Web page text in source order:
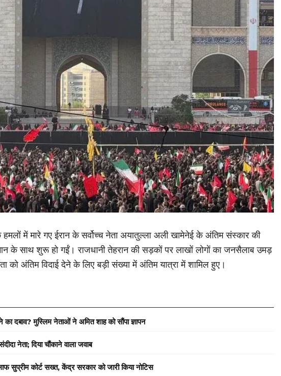
में मारे गए ईरान के सर्वोच्च नेता अयातुल्ला अली खामेनेई के अंतिम संस्कार की
के साथ शुरू हो गईं। राजधानी तेहरान की सड़कों पर लाखों लोगों का जनसैलाब उमड़
अंतिम विदाई देने के लिए बड़ी संख्या में अंतिम यात्रा में शामिल हुए।
दबाव? मुस्लिम नेताओं ने अमित शाह को सौंपा ज्ञापन
नेता; दिया चौंकाने वाला जवाब
सुप्रीम कोर्ट सख्त, केंद्र सरकार को जारी किया नोटिस